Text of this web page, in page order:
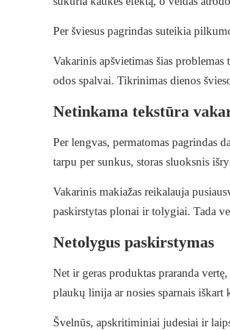
Per šviesus pagrindas suteikia
Vakarinis apšvietimas šias
odos spalvai. Tikrinimas dienos
Netinkama tekstūra
Per lengvas, permatomas pagrindas
tarpu per sunkus, storas sluoksnis
Vakarinis makiažas reikalauja
paskirstytas plonai ir tolygiai. Tada
Netolygus paskirstymas
Net ir geras produktas praranda
plaukų linija ar nosies sparnais
Švelnūs, apskritiminiai judesiai ir